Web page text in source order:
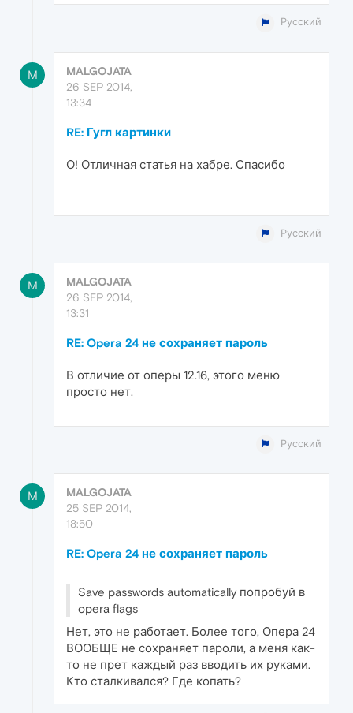
Русский
M
MALGOJATA
26 SEP 2014,
13:34
RE: Гугл картинки
О! Отличная статья на хабре. Спасибо
Русский
M
MALGOJATA
26 SEP 2014,
13:31
RE: Opera 24 не сохраняет пароль
В отличие от оперы 12.16, этого меню
просто нет.
Русский
M
MALGOJATA
25 SEP 2014,
18:50
RE: Opera 24 не сохраняет пароль
Save passwords automatically попробуй в
opera flags
Нет, это не работает. Более того, Опера 24
ВООБЩЕ не сохраняет пароли, а меня как-
то не прет каждый раз вводить их руками.
Кто сталкивался? Где копать?